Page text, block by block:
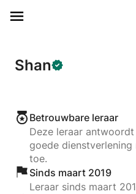
Shan
Betrouwbare leraar
Deze leraar
goede
toe.
Sinds maart 2019
Leraar sinds maart